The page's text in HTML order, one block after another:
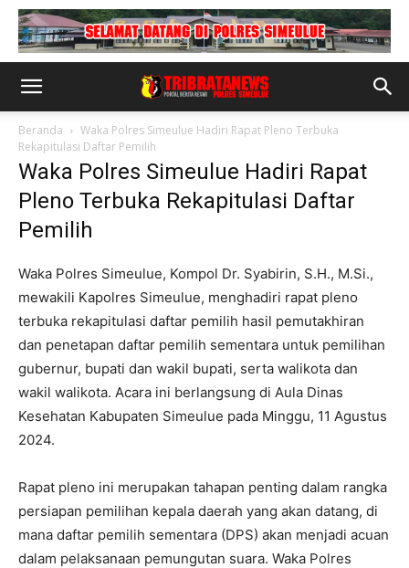
Beranda
Waka Polres Simeulue Hadiri Rapat Pleno Terbuka
Rekapitulasi Daftar Pemilih
Waka Polres Simeulue Hadiri Rapat
Pleno Terbuka Rekapitulasi Daftar
Pemilih
Waka Polres Simeulue, Kompol Dr. Syabirin, S.H., M.Si.,
mewakili Kapolres Simeulue, menghadiri rapat pleno
terbuka rekapitulasi daftar pemilih hasil pemutakhiran
dan penetapan daftar pemilih sementara untuk pemilihan
gubernur, bupati dan wakil bupati, serta walikota dan
wakil walikota. Acara ini berlangsung di Aula Dinas
Kesehatan Kabupaten Simeulue pada Minggu, 11 Agustus
2024.
Rapat pleno ini merupakan tahapan penting dalam rangka
persiapan pemilihan kepala daerah yang akan datang, di
mana daftar pemilih sementara (DPS) akan menjadi acuan
dalam pelaksanaan pemungutan suara. Waka Polres